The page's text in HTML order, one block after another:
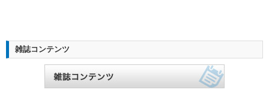
雑誌コンテンツ